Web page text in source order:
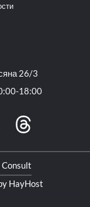
26/3
18:00
Threads
HayHost